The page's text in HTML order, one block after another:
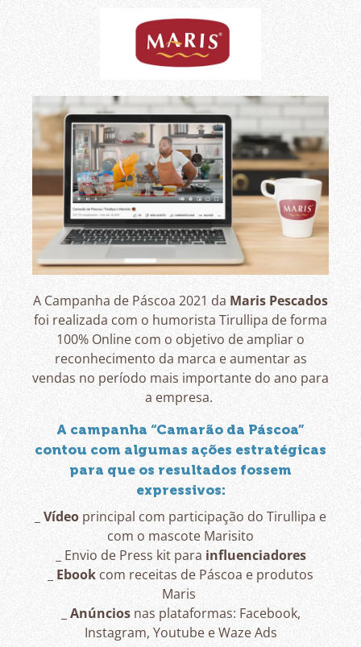
A Campanha de Páscoa 2021 da Maris Pescados
foi realizada com o humorista Tirullipa de forma
100% Online com o objetivo de ampliar o
reconhecimento da marca e aumentar as
vendas no período mais importante do ano para
a empresa.
A campanha “Camarão da Páscoa”
contou com algumas ações estratégicas
para que os resultados fossem
expressivos:
Vídeo principal com participação do Tirullipa e
com o mascote Marisito
_ Envio de Press kit para influenciadores
Ebookcom receitas de Páscoa e produtos
Maris
Anúncios nas plataformas: Facebook,
Instagram, Youtube e Waze Ads